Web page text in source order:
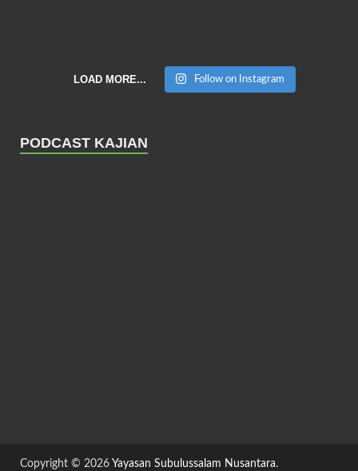
LOAD MORE... Follow on Instagram
PODCAST KAJIAN
Copyright © 2026 Yayasan Subulussalam Nusantara.